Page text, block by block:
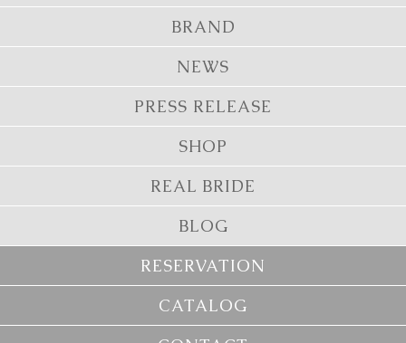
BRAND
NEWS
PRESS RELEASE
SHOP
REAL BRIDE
BLOG
RESERVATION
CATALOG